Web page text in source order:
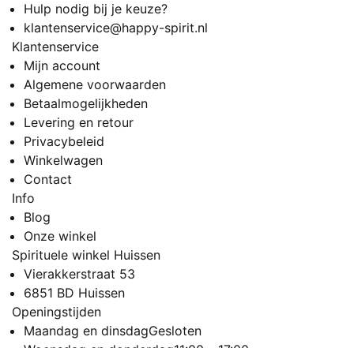
Hulp nodig bij je keuze?
klantenservice@happy-spirit.nl
Klantenservice
Mijn account
Algemene voorwaarden
Betaalmogelijkheden
Levering en retour
Privacybeleid
Winkelwagen
Contact
Info
Blog
Onze winkel
Spirituele winkel Huissen
Vierakkerstraat 53
6851 BD Huissen
Openingstijden
Maandag en dinsdagGesloten